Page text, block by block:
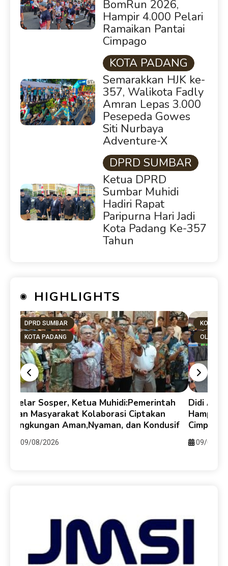
BomRun 2026,
Hampir 4.000 Pelari
Ramaikan Pantai
Cimpago
KOTA PADANG
Semarakkan HJK ke-
357, Walikota Fadly
Amran Lepas 3.000
Pesepeda Gowes
Siti Nurbaya
Adventure-X
DPRD SUMBAR
Ketua DPRD
Sumbar Muhidi
Hadiri Rapat
Paripurna Hari Jadi
Kota Padang Ke-357
Tahun
HIGHLIGHTS
Kondusif
KOTA PADANG
OLAHRAGA
Didi Aryadi Apresiasi BomRun 2026,
Hampir 4.000 Pelari Ramaikan Pantai
Cimpago